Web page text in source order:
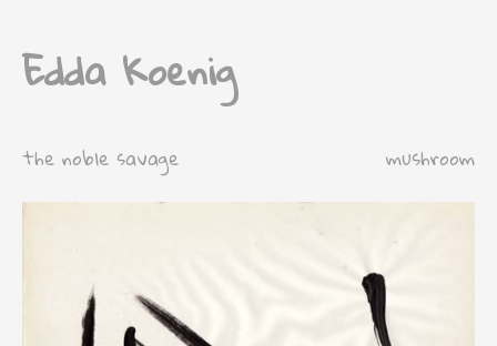
Edda Koenig
the noble savage mushroom